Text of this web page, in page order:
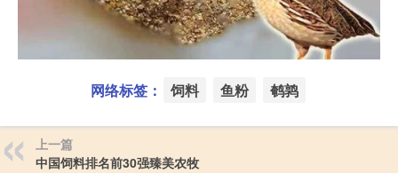
网络标签： 饲料 鱼粉 鹌鹑
上一篇
中国饲料排名前30强臻美农牧